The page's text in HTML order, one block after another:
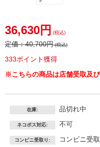
36,630円 (税込)
定価：40,700円(税込)
333ポイント獲得
※こちらの商品は店舗受取及
在庫: 品切れ中
ネコポス対応: 不可
コンビニ受取り: コンビニ受